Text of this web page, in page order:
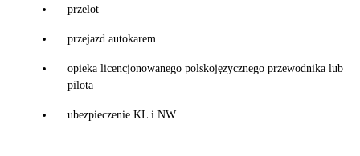
przelot
przejazd autokarem
opieka licencjonowanego polskojęzycznego przewodnika lub
pilota
ubezpieczenie KL i NW